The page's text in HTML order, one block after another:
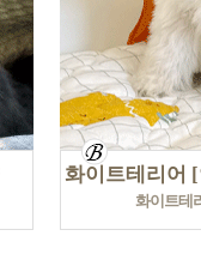
화이트테리어
화이트테